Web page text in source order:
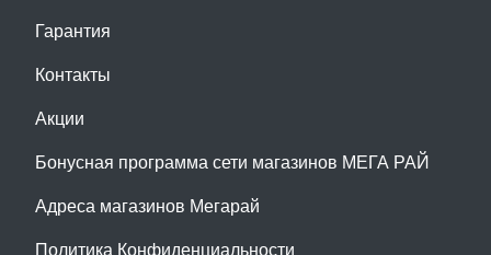
Гарантия
Контакты
Акции
Бонусная программа сети магазинов МЕГА РАЙ
Адреса магазинов Мегарай
Политика Конфиденциальности